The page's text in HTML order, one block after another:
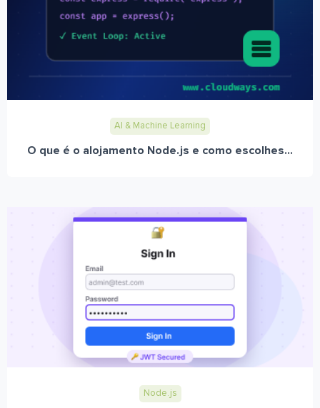
AI & Machine Learning
O que é o alojamento Node.js e como escolhes...
Node.js